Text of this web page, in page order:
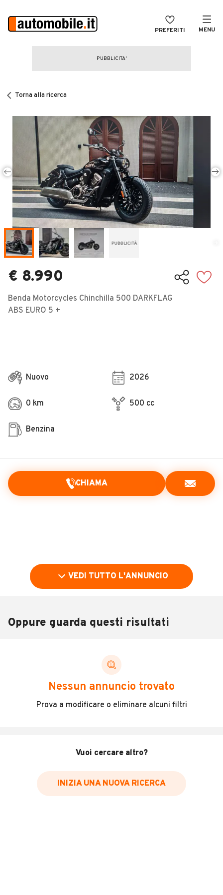
PREFERITI MENU
CERCA
Auto Nuove
Noleggio a lungo termine
Auto d'epoca
Moto
Camper
Veicoli Commerciali
Concessionari
Torna alla ricerca
€ 8.990
Benda Motorcycles Chinchilla 500 DARKFLAG
ABS EURO 5 +
Nuovo 2026
0 km 500 cc
Benzina
CHIAMA
BENDA 500 DARKFLAG ABS EURO 5 +
~Altre Marche
VEDI TUTTO L'ANNUNCIO
Oppure guarda questi risultati
Nessun annuncio trovato
Prova a modificare o eliminare alcuni filtri
Vuoi cercare altro?
INIZIA UNA NUOVA RICERCA